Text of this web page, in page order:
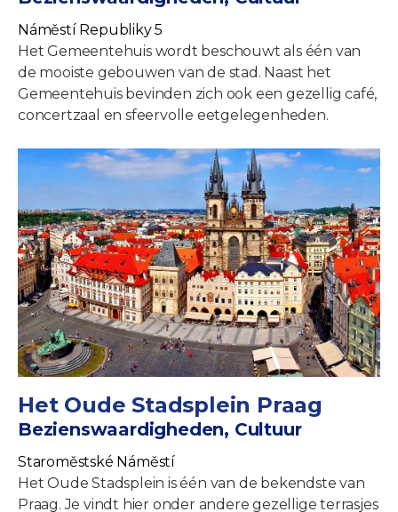
Náměstí Republiky 5
Het Gemeentehuis wordt beschouwt als één van
de mooiste gebouwen van de stad. Naast het
Gemeentehuis bevinden zich ook een gezellig café,
concertzaal en sfeervolle eetgelegenheden.
Het Oude Stadsplein Praag
Bezienswaardigheden, Cultuur
Staroměstské Náměstí
Het Oude Stadsplein is één van de bekendste van
Praag. Je vindt hier onder andere gezellige terrasjes